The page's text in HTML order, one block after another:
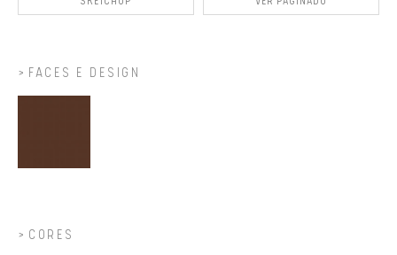
FACES E DESIGN
CORES